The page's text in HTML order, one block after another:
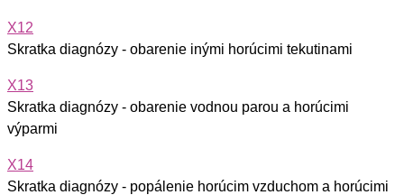
X12
Skratka diagnózy - obarenie inými horúcimi tekutinami
X13
Skratka diagnózy - obarenie vodnou parou a horúcimi
výparmi
X14
Skratka diagnózy - popálenie horúcim vzduchom a horúcimi